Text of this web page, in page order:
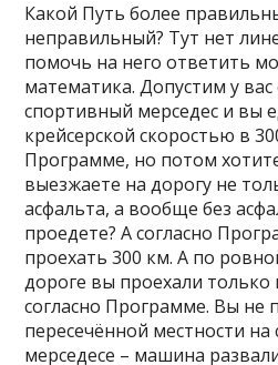
Какой Путь более
неправильный? Тут нет
помочь на него ответить
математика. Допустим у
спортивный мерседес и вы
крейсерской скоростью в
Программе, но потом
выезжаете на дорогу не
асфальта, а вообще без
проедете? А согласно
проехать 300 км. А по
дороге вы проехали только
согласно Программе. Вы не
пересечённой местности
мерседесе – машина